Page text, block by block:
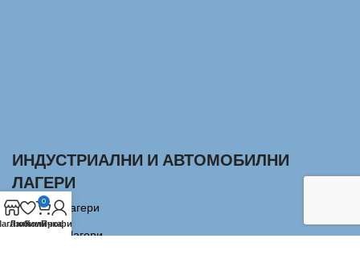
ИНДУСТРИАЛНИ И АВТОМОБИЛНИ
ЛАГЕРИ
Сачмени лагери
Аксиални Лагери
Любими
0
Количка
Профил